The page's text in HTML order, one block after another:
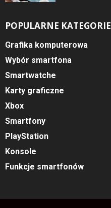
POPULARNE KATEGORIE
Grafika komputerowa
Wybór smartfona
Smartwatche
Karty graficzne
Xbox
Smartfony
PlayStation
Konsole
Funkcje smartfonów